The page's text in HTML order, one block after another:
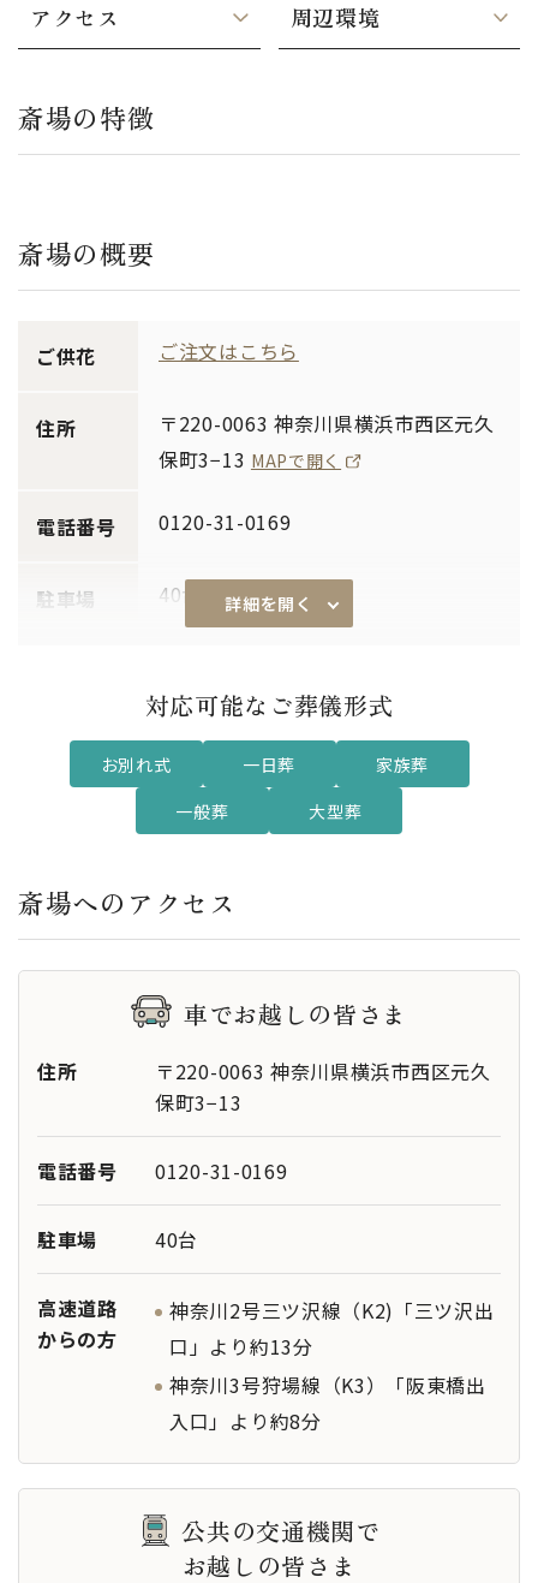
アクセス 周辺環境
斎場の特徴
斎場の概要
ご供花 ご注文はこちら
住所
〒220-0063 神奈川県横浜市西区元久
保町3−13 MAPで開く
電話番号 0120-31-0169
駐車場 40台
席数
〜40席
〜220席
2式場
親族控室 あり
宗旨宗派問わず利用可能
その他設
親族控室
特記事項 -
詳細を開く
対応可能なご葬儀形式
お別れ式 一日葬
家族葬
一般葬
大型葬
斎場へのアクセス
車でお越しの皆さま
住所
〒220-0063 神奈川県横浜市西区元久
保町3−13
電話番号 0120-31-0169
駐車場 40台
高速道路
からの方
神奈川2号三ツ沢線（K2)「三ツ沢出
口」より約13分
神奈川3号狩場線（K3）「阪東橋出
入口」より約8分
公共の交通機関で
お越しの皆さま